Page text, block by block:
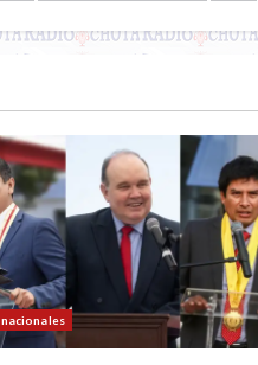
nacionales